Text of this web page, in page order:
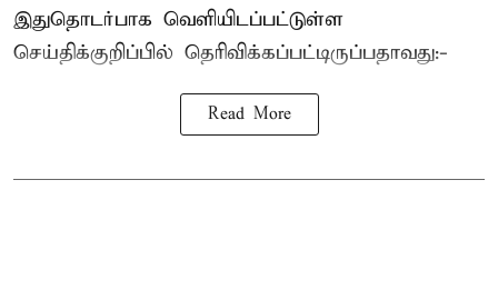
இதுதொடர்பாக வெளியிடப்பட்டுள்ள
செய்திக்குறிப்பில் தெரிவிக்கப்பட்டிருப்பதாவது:-
Read More